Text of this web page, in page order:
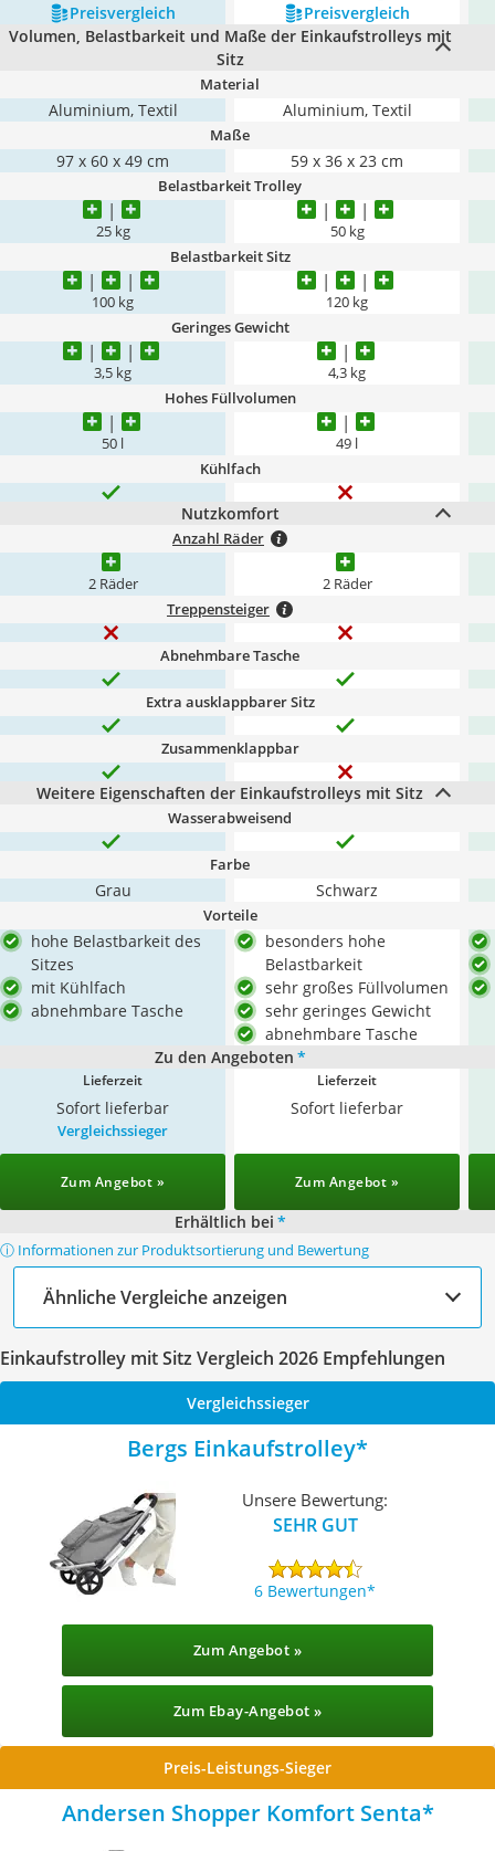
Preis­vergleich
Preis­vergleich
Volumen, Belastbarkeit und Maße der Einkaufstrolleys mit
Sitz
Material
Aluminium, Textil Aluminium, Textil
Maße
97 x 60 x 49 cm 59 x 36 x 23 cm
Belastbarkeit Trolley
25 kg 50 kg
Belastbarkeit Sitz
100 kg 120 kg
Geringes Gewicht
3,5 kg 4,3 kg
Hohes Füllvolumen
50 l 49 l
Kühlfach
Nutzkomfort
Anzahl Räder
2 Räder 2 Räder
Treppensteiger
Abnehmbare Tasche
Extra ausklappbarer Sitz
Zusammenklappbar
Weitere Eigenschaften der Einkaufstrolleys mit Sitz
Wasserabweisend
Farbe
Grau Schwarz
Vorteile
hohe Belastbarkeit des
Sitzes
mit Kühlfach
abnehmbare Tasche
besonders hohe
Belastbarkeit
sehr großes Füllvolumen
sehr geringes Gewicht
abnehmbare Tasche
Zu den Angeboten *
Lieferzeit
Sofort lieferbar
Lieferzeit
Sofort lieferbar
Vergleichssieger
Zum Angebot » Zum Angebot »
Erhältlich bei *
ⓘ Informationen zur Produktsortierung und Bewertung
Ähnliche Vergleiche anzeigen
Einkaufstrolley mit Sitz Vergleich 2026 Empfehlungen
Vergleichssieger
Bergs Einkaufstrolley
Unsere Bewertung:
SEHR GUT
6 Bewertungen
Zum Angebot »
Zum Ebay-Angebot »
Preis-Leistungs-Sieger
Andersen Shopper Komfort Senta